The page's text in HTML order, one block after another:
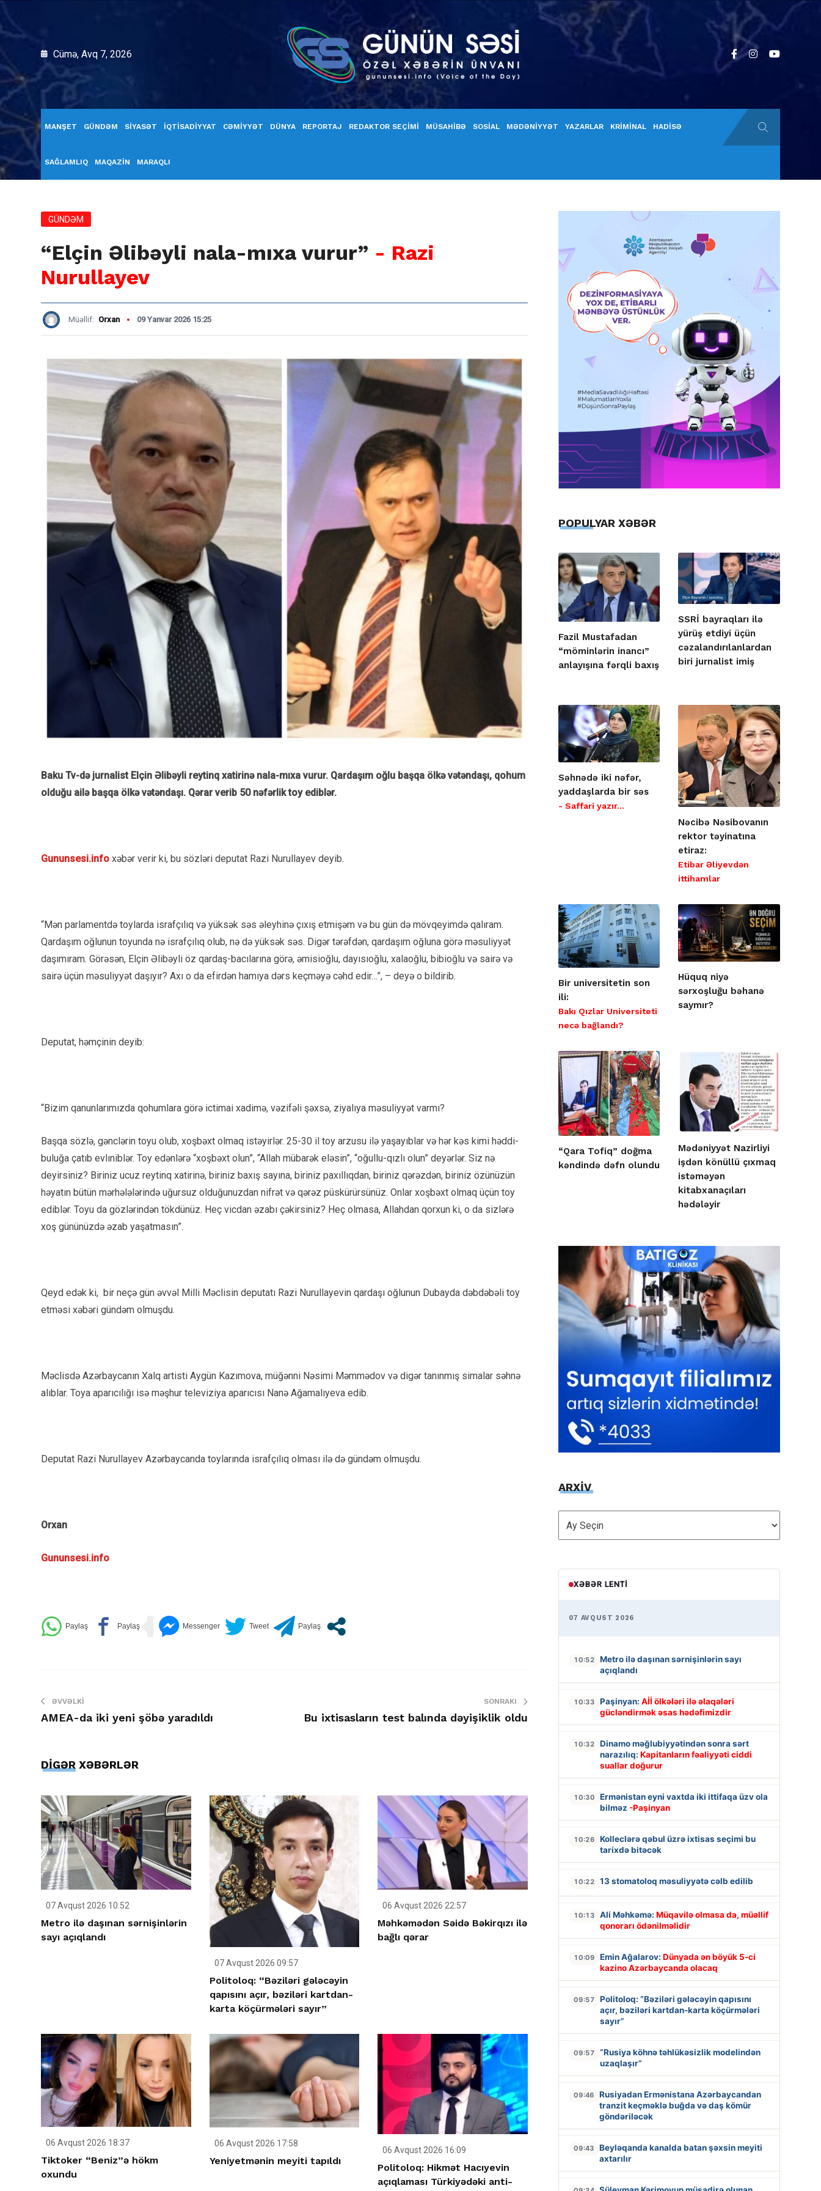
Cümə, Avq 7, 2026
MANŞET GÜNDƏM SİYASƏT İQTİSADİYYAT CƏMİYYƏT DÜNYA REPORTAJ REDAKTOR SEÇİMİ MÜSAHİBƏ SOSİAL MƏDƏNİYYƏT YAZARLAR KRİMİNAL HADİSƏ
SAĞLAMLIQ MAQAZİN MARAQLI
GÜNDƏM
“Elçin Əlibəyli nala-mıxa vurur” - Razi
Nurullayev
Müəllif: Orxan 09 Yanvar 2026 15:25
Baku Tv-də jurnalist Elçin Əlibəyli reytinq xatirinə nala-mıxa vurur. Qardaşım oğlu başqa ölkə vətəndaşı, qohum
olduğu ailə başqa ölkə vətəndaşı. Qərar verib 50 nəfərlik toy ediblər.
Gununsesi.info xəbər verir ki, bu sözləri deputat Razi Nurullayev deyib.
“Mən parlamentdə toylarda israfçılıq və yüksək səs əleyhinə çıxış etmişəm və bu gün də mövqeyimdə qalıram.
Qardaşım oğlunun toyunda nə israfçılıq olub, nə də yüksək səs. Digər tərəfdən, qardaşım oğluna görə məsuliyyət
daşımıram. Görəsən, Elçin Əlibəyli öz qardaş-bacılarına görə, əmisioğlu, dayısıoğlu, xalaoğlu, bibioğlu və sairə və
sairə üçün məsuliyyət daşıyır? Axı o da efirdən hamıya dərs keçməyə cəhd edir…”, – deyə o bildirib.
Deputat, həmçinin deyib:
“Bizim qanunlarımızda qohumlara görə ictimai xadimə, vəzifəli şəxsə, ziyalıya məsuliyyət varmı?
Başqa sözlə, gənclərin toyu olub, xoşbəxt olmaq istəyirlər. 25-30 il toy arzusu ilə yaşayıblar və hər kəs kimi həddi-
buluğa çatıb evlıniblər. Toy edənlərə “xoşbəxt olun”, “Allah mübarək eləsin”, “oğullu-qızlı olun” deyərlər. Siz nə
deyirsiniz? Biriniz ucuz reytinq xatirinə, biriniz baxış sayına, biriniz paxıllıqdan, biriniz qərəzdən, biriniz özünüzün
həyatın bütün mərhələlərində uğursuz olduğunuzdan nifrət və qərəz püskürürsünüz. Onlar xoşbəxt olmaq üçün toy
ediblər. Toyu da gözlərindən tökdünüz. Heç vicdan əzabı çəkirsiniz? Heç olmasa, Allahdan qorxun ki, o da sizlərə
xoş gününüzdə əzab yaşatmasın”.
Qeyd edək ki, bir neçə gün əvvəl Milli Məclisin deputatı Razi Nurullayevin qardaşı oğlunun Dubayda dəbdəbəli toy
etməsi xəbəri gündəm olmuşdu.
Məclisdə Azərbaycanın Xalq artisti Aygün Kazımova, müğənni Nəsimi Məmmədov və digər tanınmış simalar səhnə
alıblar. Toya aparıcılığı isə məşhur televiziya aparıcısı Nanə Ağamalıyeva edib.
Deputat Razi Nurullayev Azərbaycanda toylarında israfçılıq olması ilə də gündəm olmuşdu.
Orxan
Gununsesi.info
ƏVVƏLKI
AMEA-da iki yeni şöbə yaradıldı
SONRAKI
Bu ixtisasların test balında dəyişiklik oldu
DİGƏR XƏBƏRLƏR
07 Avqust 2026 10:52
Metro ilə daşınan sərnişinlərin
sayı açıqlandı
07 Avqust 2026 09:57
Politoloq: “Bəziləri gələcəyin
qapısını açır, bəziləri kartdan-
karta köçürmələri sayır”
06 Avqust 2026 22:57
Məhkəmədən Səidə Bəkirqızı ilə
bağlı qərar
06 Avqust 2026 18:37
Tiktoker “Beniz”ə hökm
oxundu
06 Avqust 2026 17:58
Yeniyetmənin meyiti tapıldı
06 Avqust 2026 16:09
Politoloq: Hikmət Hacıyevin
açıqlaması Türkiyədəki anti-
POPULYAR XƏBƏR
Fazil Mustafadan
“möminlərin inancı”
anlayışına fərqli baxış
SSRİ bayraqları ilə
yürüş etdiyi üçün
cəzalandırılanlardan
biri jurnalist imiş
Səhnədə iki nəfər,
yaddaşlarda bir səs
- Saffari yazır…
Nəcibə Nəsibovanın
rektor təyinatına
etiraz:
Etibar Əliyevdən
ittihamlar
Bir universitetin son
ili:
Bakı Qızlar Universiteti
necə bağlandı?
Hüquq niyə
sərxoşluğu bəhanə
saymır?
“Qara Tofiq” doğma
kəndində dəfn olundu
Mədəniyyət Nazirliyi
işdən könüllü çıxmaq
istəməyən
kitabxanaçıları
hədələyir
ARXİV
ARXİV
XƏBƏR LENTI
07 AVQUST 2026
10:52
Metro ilə daşınan sərnişinlərin sayı
açıqlandı
10:33 Paşinyan: Aİİ ölkələri ilə əlaqələri
gücləndirmək əsas hədəfimizdir
10:32
Dinamo məğlubiyyətindən sonra sərt
narazılıq: Kapitanların fəaliyyəti ciddi
suallar doğurur
10:30
Ermənistan eyni vaxtda iki ittifaqa üzv ola
bilməz -Paşinyan
10:26
Kolleclərə qəbul üzrə ixtisas seçimi bu
tarixdə bitəcək
10:22 13 stomatoloq məsuliyyətə cəlb edilib
10:13 Ali Məhkəmə: Müqavilə olmasa da, müəllif
qonorarı ödənilməlidir
10:09 Emin Ağalarov: Dünyada ən böyük 5-ci
kazino Azərbaycanda olacaq
09:57
Politoloq: “Bəziləri gələcəyin qapısını
açır, bəziləri kartdan-karta köçürmələri
sayır”
09:57
“Rusiya köhnə təhlükəsizlik modelindən
uzaqlaşır”
09:46
Rusiyadan Ermənistana Azərbaycandan
tranzit keçməklə buğda və daş kömür
göndəriləcək
09:43
Beyləqanda kanalda batan şəxsin meyiti
axtarılır